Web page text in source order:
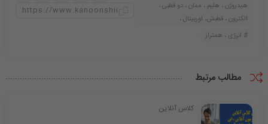
هیدروژن ، هلیم ، ممان ، دو قطبی ،
الکترون ، قطبش، اوربیتال ،
انرژی ، همتراز
مطالب مرتبط
کلاس آنلاین